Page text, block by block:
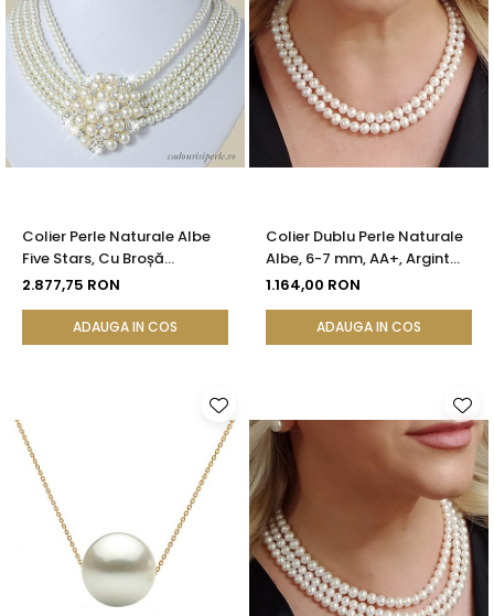
Colier Perle Naturale Albe
Five Stars, Cu Broșă
Detasabilă, Argint 925 |
2.877,75 RON
ADAUGA IN COS
Colier Dublu Perle Naturale
Albe, 6-7 mm, AA+, Argint
925 | KASKADDA®
1.164,00 RON
ADAUGA IN COS